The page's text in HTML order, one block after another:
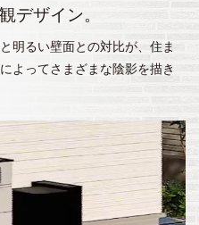
デザイン。
明るい壁面との対比が、住ま
よってさまざまな陰影を描き